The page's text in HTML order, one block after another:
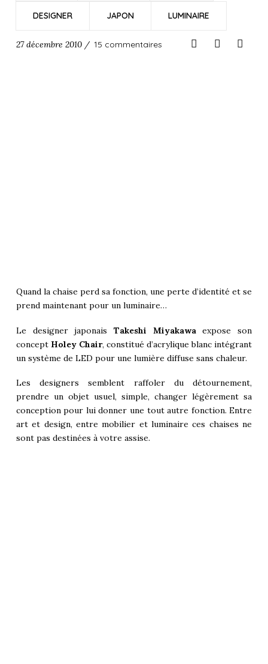
DESIGNER JAPON LUMINAIRE
27 décembre 2010 / 15 commentaires
Quand la chaise perd sa fonction, une perte d’identité et se
prend maintenant pour un luminaire…
Le designer japonais Takeshi Miyakawaexpose son
concept Holey Chair, constitué d’acrylique blanc intégrant
un système de LED pour une lumière diffuse sans chaleur.
Les designers semblent raffoler du détournement,
prendre un objet usuel, simple, changer légèrement sa
conception pour lui donner une tout autre fonction. Entre
art et design, entre mobilier et luminaire ces chaises ne
sont pas destinées à votre assise.